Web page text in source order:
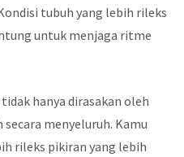
tubuh yang lebih rileks
untuk menjaga ritme
hanya dirasakan oleh
menyeluruh. Kamu
rileks pikiran yang lebih